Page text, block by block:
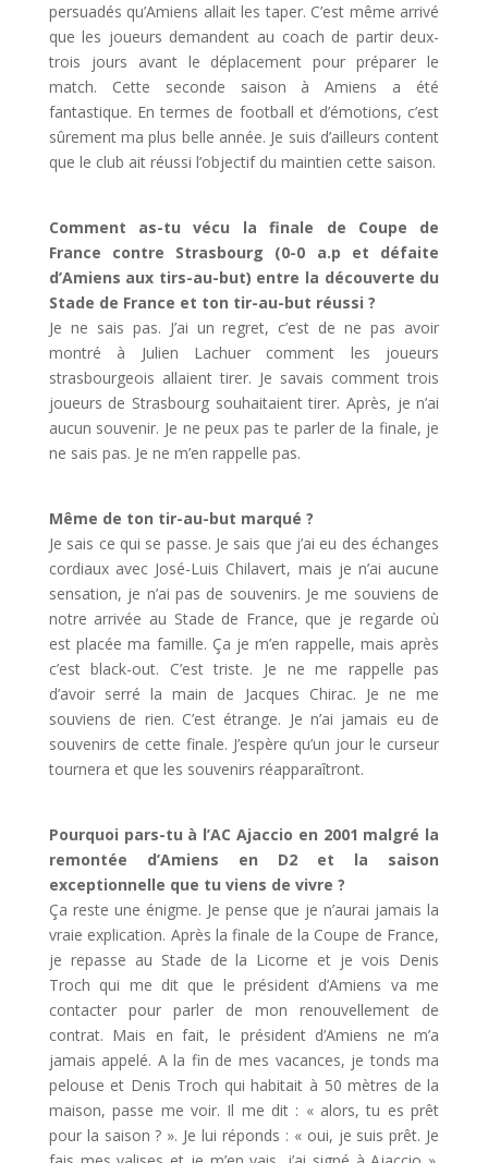
persuadés qu’Amiens allait les taper. C’est même arrivé
que les joueurs demandent au coach de partir deux-
trois jours avant le déplacement pour préparer le
match. Cette seconde saison à Amiens a été
fantastique. En termes de football et d’émotions, c’est
sûrement ma plus belle année. Je suis d’ailleurs content
que le club ait réussi l’objectif du maintien cette saison.
Comment as-tu vécu la finale de Coupe de
France contre Strasbourg (0-0 a.p et défaite
d’Amiens aux tirs-au-but) entre la découverte du
Stade de France et ton tir-au-but réussi ?
Je ne sais pas. J’ai un regret, c’est de ne pas avoir
montré à Julien Lachuer comment les joueurs
strasbourgeois allaient tirer. Je savais comment trois
joueurs de Strasbourg souhaitaient tirer. Après, je n’ai
aucun souvenir. Je ne peux pas te parler de la finale, je
ne sais pas. Je ne m’en rappelle pas.
Même de ton tir-au-but marqué ?
Je sais ce qui se passe. Je sais que j’ai eu des échanges
cordiaux avec José-Luis Chilavert, mais je n’ai aucune
sensation, je n’ai pas de souvenirs. Je me souviens de
notre arrivée au Stade de France, que je regarde où
est placée ma famille. Ça je m’en rappelle, mais après
c’est black-out. C’est triste. Je ne me rappelle pas
d’avoir serré la main de Jacques Chirac. Je ne me
souviens de rien. C’est étrange. Je n’ai jamais eu de
souvenirs de cette finale. J’espère qu’un jour le curseur
tournera et que les souvenirs réapparaîtront.
Pourquoi pars-tu à l’AC Ajaccio en 2001 malgré la
remontée d’Amiens en D2 et la saison
exceptionnelle que tu viens de vivre ?
Ça reste une énigme. Je pense que je n’aurai jamais la
vraie explication. Après la finale de la Coupe de France,
je repasse au Stade de la Licorne et je vois Denis
Troch qui me dit que le président d’Amiens va me
contacter pour parler de mon renouvellement de
contrat. Mais en fait, le président d’Amiens ne m’a
jamais appelé. A la fin de mes vacances, je tonds ma
pelouse et Denis Troch qui habitait à 50 mètres de la
maison, passe me voir. Il me dit : « alors, tu es prêt
pour la saison ? ». Je lui réponds : « oui, je suis prêt. Je